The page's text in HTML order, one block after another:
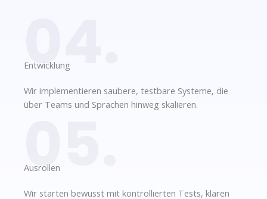
04.
Entwicklung​​
Wir implementieren saubere, testbare Systeme, die
über Teams und Sprachen hinweg skalieren.
05.
Ausrollen​
Wir starten bewusst mit kontrollierten Tests, klaren